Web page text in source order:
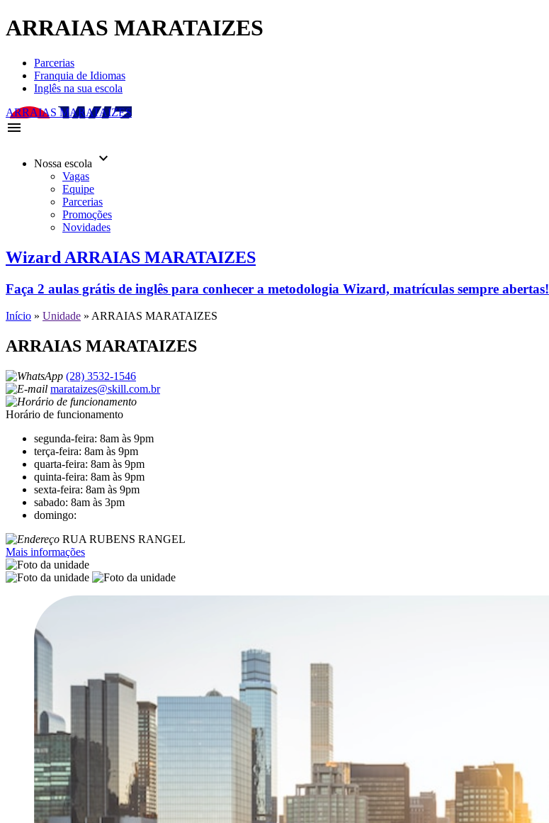
ARRAIAS MARATAIZES
Parcerias
Franquia de Idiomas
Inglês na sua escola
ARRAIAS MARATAIZES
menu
Nossa escola keyboard_arrow_down
Vagas
Equipe
Parcerias
Promoções
Novidades
Wizard ARRAIAS MARATAIZES
Faça 2 aulas grátis de inglês para conhecer a metodologia Wizard, matrículas sempre abertas!
Início » Unidade » ARRAIAS MARATAIZES
ARRAIAS MARATAIZES
(28) 3532-1546
marataizes@skill.com.br
Horário de funcionamento
segunda-feira: 8am às 9pm
terça-feira: 8am às 9pm
quarta-feira: 8am às 9pm
quinta-feira: 8am às 9pm
sexta-feira: 8am às 9pm
sabado: 8am às 3pm
domingo:
RUA RUBENS RANGEL
Mais informações